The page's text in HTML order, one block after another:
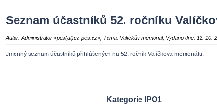
Seznam účastníků 52. ročníku
Autor: Administrator <pes(at)cz-pes.cz>, Téma: Valíčkův memoriál, Vydáno dne: 12. 10.
Jmenný seznam účastníků přihlášených na 52. ročník Valíčkova memoriálu.
Kategorie IPO1